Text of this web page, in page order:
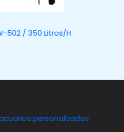
502 / 350 Litros/H